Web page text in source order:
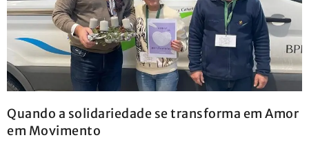
Quando a solidariedade se transforma em Amor
em Movimento